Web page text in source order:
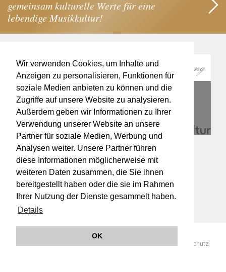
Wir verwenden Cookies, um Inhalte und
Anzeigen zu personalisieren, Funktionen für
soziale Medien anbieten zu können und die
Zugriffe auf unsere Website zu analysieren.
Außerdem geben wir Informationen zu Ihrer
Verwendung unserer Website an unsere
Partner für soziale Medien, Werbung und
Analysen weiter. Unsere Partner führen
diese Informationen möglicherweise mit
weiteren Daten zusammen, die Sie ihnen
bereitgestellt haben oder die sie im Rahmen
Ihrer Nutzung der Dienste gesammelt haben.
Details
OK
gemeinsam kulturelle Werte für eine
lebendige Musikkultur!
Datenschutz